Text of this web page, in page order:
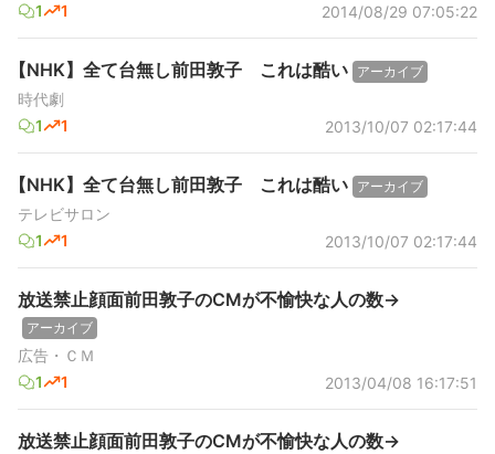
1
1 2014/08/29 07:05:22
【NHK】全て台無し前田敦子 これは酷い アーカイブ
時代劇
1
1 2013/10/07 02:17:44
【NHK】全て台無し前田敦子 これは酷い アーカイブ
テレビサロン
1
1 2013/10/07 02:17:44
放送禁止顔面前田敦子のCMが不愉快な人の数→
アーカイブ
広告・ＣＭ
1
1 2013/04/08 16:17:51
放送禁止顔面前田敦子のCMが不愉快な人の数→